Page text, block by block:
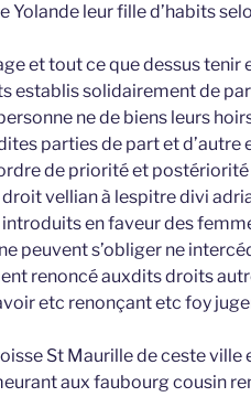
leur fille d’habits
et tout ce que dessus tenir
establis solidairement de
ne de biens leurs
parties de part et d’autre
de priorité et
vellian à lespitre divi
en faveur des
peuvent s’obliger ne
renoncé auxdits droits
etc renonçant etc foy
St Maurille de ceste ville
aux faubourg cousin